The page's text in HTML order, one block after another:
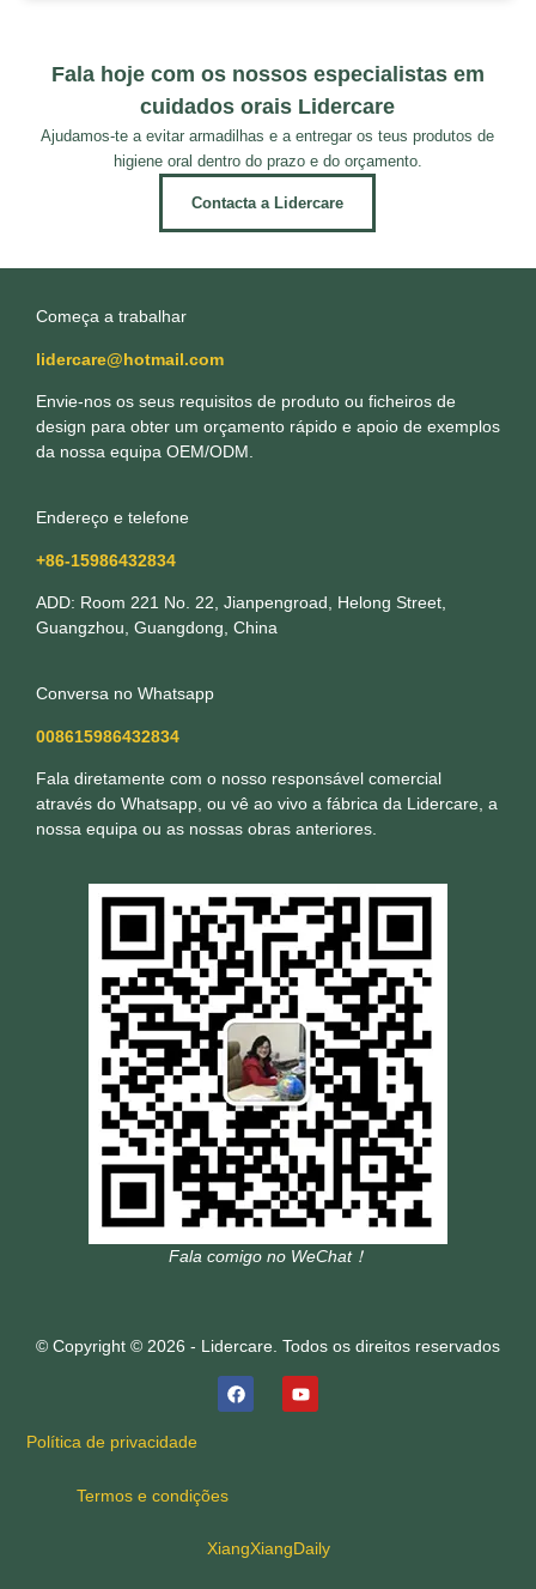
Fala hoje com os nossos especialistas em
cuidados orais Lidercare
Ajudamos-te a evitar armadilhas e a entregar os teus produtos de
higiene oral dentro do prazo e do orçamento.
Contacta a Lidercare
Começa a trabalhar
lidercare@hotmail.com
Envie-nos os seus requisitos de produto ou ficheiros de
design para obter um orçamento rápido e apoio de exemplos
da nossa equipa OEM/ODM.
Endereço e telefone
+86-15986432834
ADD: Room 221 No. 22, Jianpengroad, Helong Street,
Guangzhou, Guangdong, China
Conversa no Whatsapp
008615986432834
Fala diretamente com o nosso responsável comercial
através do Whatsapp, ou vê ao vivo a fábrica da Lidercare, a
nossa equipa ou as nossas obras anteriores.
Fala comigo no WeChat！
© Copyright © 2026 - Lidercare. Todos os direitos reservados
Política de privacidade
Termos e condições
XiangXiangDaily